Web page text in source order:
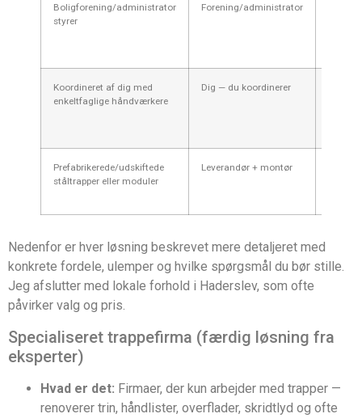
Boligforening/administrator
styrer
Forening/administrator
Koordineret af dig med
enkeltfaglige håndværkere
Dig — du koordinerer
Prefabrikerede/udskiftede
ståltrapper eller moduler
Leverandør + montør
Nedenfor er hver løsning beskrevet mere detaljeret med
konkrete fordele, ulemper og hvilke spørgsmål du bør stille.
Jeg afslutter med lokale forhold i Haderslev, som ofte
påvirker valg og pris.
Specialiseret trappefirma (færdig løsning fra
eksperter)
Hvad er det: Firmaer, der kun arbejder med trapper —
renoverer trin, håndlister, overflader, skridtlyd og ofte